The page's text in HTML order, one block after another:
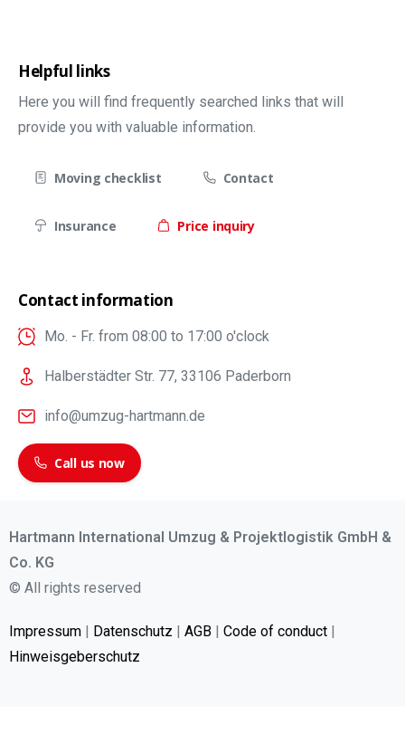
Helpful links
Here you will find frequently searched links that will
provide you with valuable information.
Moving checklist Contact
Insurance Price inquiry
Contact information
Mo. - Fr. from 08:00 to 17:00 o'clock
Halberstädter Str. 77, 33106 Paderborn
info@umzug-hartmann.de
Call us now
Hartmann International Umzug & Projektlogistik GmbH &
Co. KG
© All rights reserved
Impressum | Datenschutz | AGB | Code of conduct |
Hinweisgeberschutz